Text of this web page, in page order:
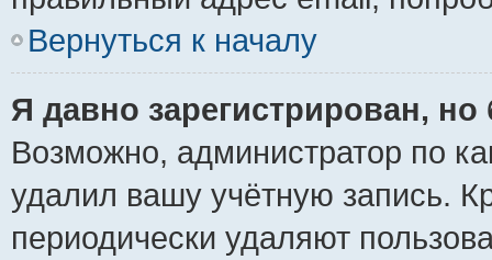
Вернуться к началу
Я давно зарегистрирован,
Возможно, администратор по
удалил вашу учётную запись.
периодически удаляют